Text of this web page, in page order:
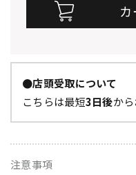
●店頭受取について
こちらは最短3日後か
注意事項